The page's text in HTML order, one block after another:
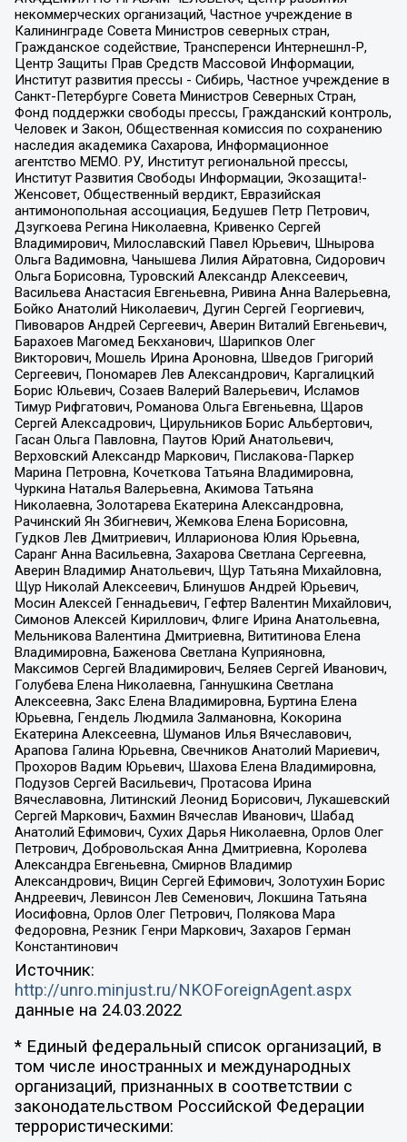
некоммерческих организаций, Частное учреждение в
Калининграде Совета Министров северных стран,
Гражданское содействие, Трансперенси Интернешнл-Р,
Центр Защиты Прав Средств Массовой Информации,
Институт развития прессы - Сибирь, Частное учреждение в
Санкт-Петербурге Совета Министров Северных Стран,
Фонд поддержки свободы прессы, Гражданский контроль,
Человек и Закон, Общественная комиссия по сохранению
наследия академика Сахарова, Информационное
агентство МЕМО. РУ, Институт региональной прессы,
Институт Развития Свободы Информации, Экозащита!-
Женсовет, Общественный вердикт, Евразийская
антимонопольная ассоциация, Бедушев Петр Петрович,
Дзугкоева Регина Николаевна, Кривенко Сергей
Владимирович, Милославский Павел Юрьевич, Шнырова
Ольга Вадимовна, Чанышева Лилия Айратовна, Сидорович
Ольга Борисовна, Туровский Александр Алексеевич,
Васильева Анастасия Евгеньевна, Ривина Анна Валерьевна,
Бойко Анатолий Николаевич, Дугин Сергей Георгиевич,
Пивоваров Андрей Сергеевич, Аверин Виталий Евгеньевич,
Барахоев Магомед Бекханович, Шарипков Олег
Викторович, Мошель Ирина Ароновна, Шведов Григорий
Сергеевич, Пономарев Лев Александрович, Каргалицкий
Борис Юльевич, Созаев Валерий Валерьевич, Исламов
Тимур Рифгатович, Романова Ольга Евгеньевна, Щаров
Сергей Алексадрович, Цирульников Борис Альбертович,
Гасан Ольга Павловна, Паутов Юрий Анатольевич,
Верховский Александр Маркович, Пислакова-Паркер
Марина Петровна, Кочеткова Татьяна Владимировна,
Чуркина Наталья Валерьевна, Акимова Татьяна
Николаевна, Золотарева Екатерина Александровна,
Рачинский Ян Збигневич, Жемкова Елена Борисовна,
Гудков Лев Дмитриевич, Илларионова Юлия Юрьевна,
Саранг Анна Васильевна, Захарова Светлана Сергеевна,
Аверин Владимир Анатольевич, Щур Татьяна Михайловна,
Щур Николай Алексеевич, Блинушов Андрей Юрьевич,
Мосин Алексей Геннадьевич, Гефтер Валентин Михайлович,
Симонов Алексей Кириллович, Флиге Ирина Анатольевна,
Мельникова Валентина Дмитриевна, Вититинова Елена
Владимировна, Баженова Светлана Куприяновна,
Максимов Сергей Владимирович, Беляев Сергей Иванович,
Голубева Елена Николаевна, Ганнушкина Светлана
Алексеевна, Закс Елена Владимировна, Буртина Елена
Юрьевна, Гендель Людмила Залмановна, Кокорина
Екатерина Алексеевна, Шуманов Илья Вячеславович,
Арапова Галина Юрьевна, Свечников Анатолий Мариевич,
Прохоров Вадим Юрьевич, Шахова Елена Владимировна,
Подузов Сергей Васильевич, Протасова Ирина
Вячеславовна, Литинский Леонид Борисович, Лукашевский
Сергей Маркович, Бахмин Вячеслав Иванович, Шабад
Анатолий Ефимович, Сухих Дарья Николаевна, Орлов Олег
Петрович, Добровольская Анна Дмитриевна, Королева
Александра Евгеньевна, Смирнов Владимир
Александрович, Вицин Сергей Ефимович, Золотухин Борис
Андреевич, Левинсон Лев Семенович, Локшина Татьяна
Иосифовна, Орлов Олег Петрович, Полякова Мара
Федоровна, Резник Генри Маркович, Захаров Герман
Константинович
Источник:
http://unro.minjust.ru/NKOForeignAgent.aspx
данные на 24.03.2022
* Единый федеральный список организаций, в
том числе иностранных и международных
организаций, признанных в соответствии с
законодательством Российской Федерации
террористическими: